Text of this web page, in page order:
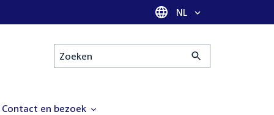
Taal selectie
NL
Zoeken
Contact en bezoek